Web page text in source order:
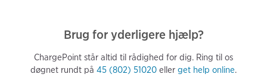
Brug for yderligere hjælp?
ChargePoint står altid til rådighed for dig. Ring til os
døgnet rundt på 45 (802) 51020 eller get help online.